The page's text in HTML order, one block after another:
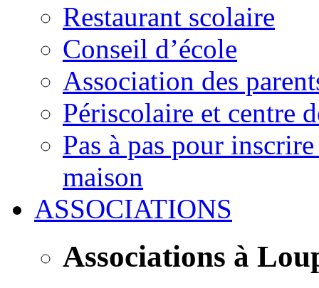
Restaurant scolaire
Conseil d’école
Association des
Périscolaire et centre
Pas à pas pour
maison
ASSOCIATIONS
Associations à